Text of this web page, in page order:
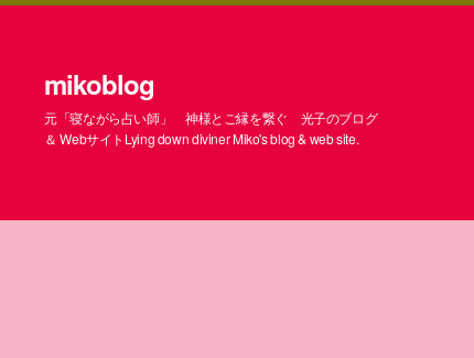
mikoblog
元「寝ながら占い師」 神様とご縁を繋ぐ 光子のブログ
＆ WebサイトLying down diviner Miko's blog & web site.